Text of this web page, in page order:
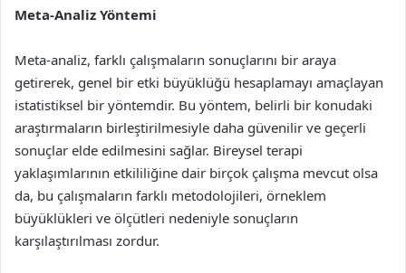
Meta-Analiz Yöntemi
Meta-analiz, farklı çalışmaların sonuçlarını bir araya
getirerek, genel bir etki büyüklüğü hesaplamayı amaçlayan
istatistiksel bir yöntemdir. Bu yöntem, belirli bir konudaki
araştırmaların birleştirilmesiyle daha güvenilir ve geçerli
sonuçlar elde edilmesini sağlar. Bireysel terapi
yaklaşımlarının etkililiğine dair birçok çalışma mevcut olsa
da, bu çalışmaların farklı metodolojileri, örneklem
büyüklükleri ve ölçütleri nedeniyle sonuçların
karşılaştırılması zordur.